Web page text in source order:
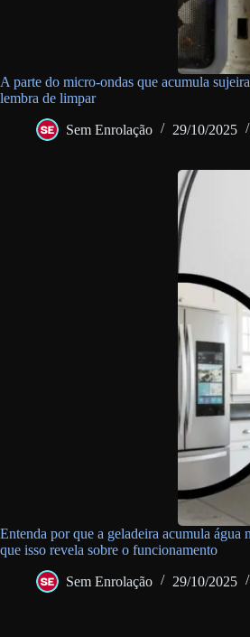
A parte do micro-ondas que acumula
lembra de limpar
Sem Enrolação 29/10/2025
Entenda por que a geladeira acumula água
que isso revela sobre o funcionamento
Sem Enrolação 29/10/2025